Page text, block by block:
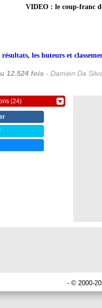
VIDEO : le coup-franc
résultats, les buteurs et
12.524 fois - Damien Da
(24)
- © 2000-